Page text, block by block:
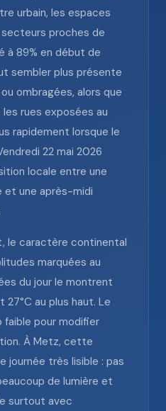
urbain, les espaces
proches de
à 89% en début de
sembler plus présente
ombragées, alors que
rues exposées au
rapidement lorsque le
22 mai 2026
locale entre une
et une après-midi
le caractère continental
marquées au
du jour le montrent
27°C au plus haut. Le
pour modifier
À Metz, cette
journée très lisible : pas
de lumière et
surtout avec